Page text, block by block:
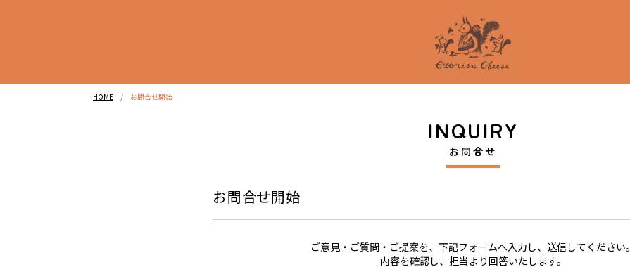
HOME お問合せ開始
INQUIRY
お問合せ
お問合せ開始
ご意見・ご質問・ご提案を、下記フォームへ入力し、送信してください。
内容を確認し、担当より回答いたします。